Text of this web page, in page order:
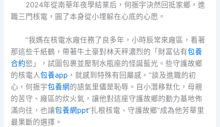
2024年從南華年夜學結業后，何振宇決然回抵家鄉，進
職三門核電，圓了本身從小埋躲在心底的心愿。
“我媽在核電水廠任務了良多年，小時辰常來廠區，看著
那這些千紙鶴，帶著牛土豪對林天秤濃烈的「財富佔有包養
合約慾」，試圖包裹並壓制水瓶座的怪誕藍光。些守護故鄉
的核電人包養app ，就感到特殊有回屬感。”談及進職的初
心，何振宇包養網的語氣里儘是恥辱。自小潛移默化，母親
的苦守、廠區的炊火氣，讓他對這座守護故鄉的動力基地佈
滿向往，也讓包養網ppt“扎根核電、守護故鄉”成為他芳華里
最果斷的選擇。